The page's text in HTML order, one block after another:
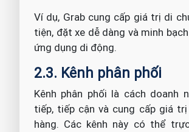
Ví dụ, Grab cung cấp giá trị di
tiện, đặt xe dễ dàng và minh
ứng dụng di động.
2.3. Kênh phân phối
Kênh phân phối là cách doanh
tiếp, tiếp cận và cung cấp giá
hàng. Các kênh này có thể